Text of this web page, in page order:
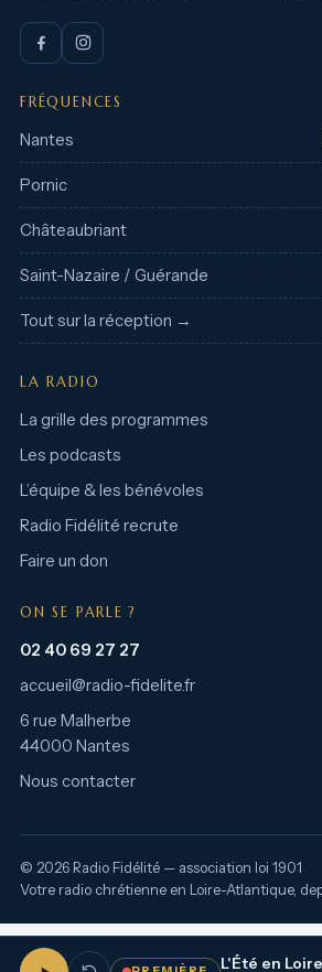
FRÉQUENCES
Nantes
Pornic
Châteaubriant
Saint-Nazaire / Guérande
Tout sur la réception →
LA RADIO
La grille des programmes
Les podcasts
L’équipe & les bénévoles
Radio Fidélité recrute
Faire un don
ON SE PARLE ?
02 40 69 27 27
accueil@radio-fidelite.fr
6 rue Malherbe
44000 Nantes
Nous contacter
© 2026 Radio Fidélité — association loi 1901
Votre radio chrétienne en Loire-Atlantique,
L'Été en